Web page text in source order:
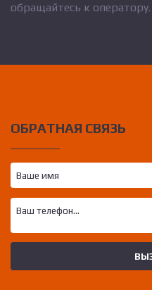
обращайтесь к оператору.
ОБРАТНАЯ СВЯЗЬ
Ваше имя
Ваш телефон...